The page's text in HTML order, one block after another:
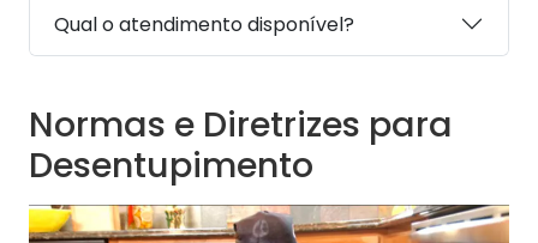
Qual o atendimento disponível?
Normas e Diretrizes para
Desentupimento